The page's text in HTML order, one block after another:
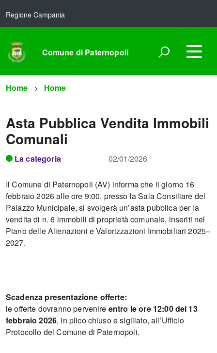
Regione Campania
Comune di Paternopoli
Home Home
Asta Pubblica Vendita Immobili
Comunali
La categoria 02/01/2026
Il Comune di Paternopoli (AV) informa che il giorno 16
febbraio 2026 alle ore 9:00, presso la Sala Consiliare del
Palazzo Municipale, si svolgerà un’asta pubblica per la
vendita di n. 6 immobili di proprietà comunale, inseriti nel
Piano delle Alienazioni e Valorizzazioni Immobiliari 2025–
2027.
Scadenza presentazione offerte:
le offerte dovranno pervenire entro le ore 12:00 del 13
febbraio 2026, in plico chiuso e sigillato, all’Ufficio
Protocollo del Comune di Paternopoli.